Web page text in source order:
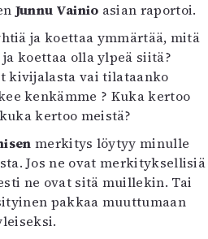
Junnu Vainio asian raportoi.
ja koettaa ymmärtää, mitä
koettaa olla ylpeä siitä?
kivijalasta vai tilataanko
kenkämme ? Kuka kertoo
kertoo meistä?
merkitys löytyy minulle
Jos ne ovat merkityksellisiä
ne ovat sitä muillekin. Tai
pakkaa muuttumaan